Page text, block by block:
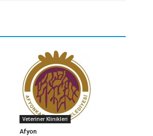
Veteriner Klinikleri
Afyon